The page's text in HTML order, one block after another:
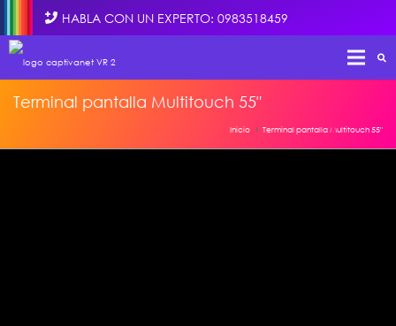
HABLA CON UN EXPERTO: 0983518459
Terminal pantalla Multitouch 55″
Inicio Terminal pantalla Multitouch 55″